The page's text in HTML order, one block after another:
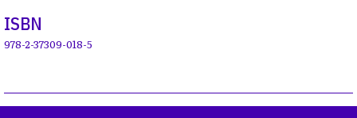
ISBN
978-2-37309-018-5